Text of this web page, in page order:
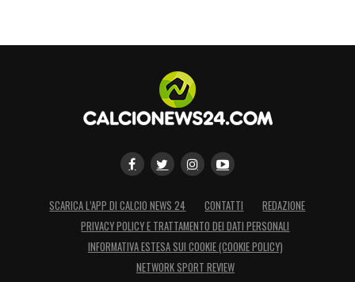
SCARICA L’APP DI CALCIO NEWS 24 CONTATTI
REDAZIONE
PRIVACY POLICY E TRATTAMENTO DEI DATI PERSONALI
INFORMATIVA ESTESA SUI COOKIE (COOKIE POLICY)
NETWORK SPORT REVIEW